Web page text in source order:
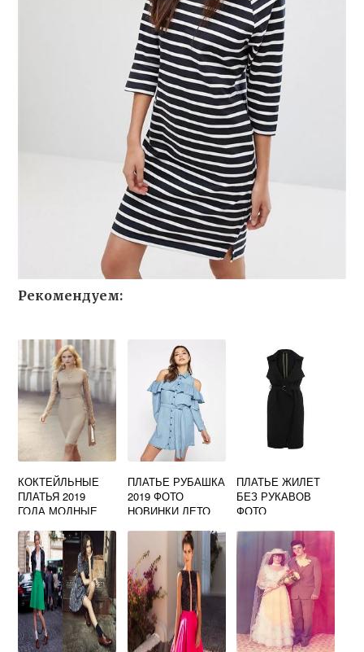
Рекомендуем:
КОКТЕЙЛЬНЫЕ
ПЛАТЬЯ 2019
ГОДА МОДНЫЕ
ФОТО
ПЛАТЬЕ РУБАШКА
2019 ФОТО
НОВИНКИ ЛЕТО
ПЛАТЬЕ ЖИЛЕТ
БЕЗ РУКАВОВ
ФОТО